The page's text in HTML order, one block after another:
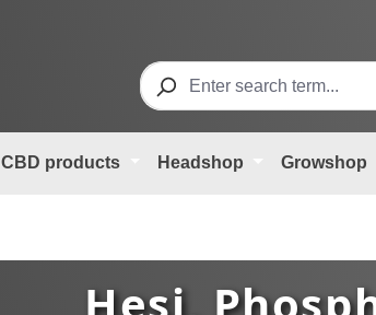
CBD products Headshop Growshop